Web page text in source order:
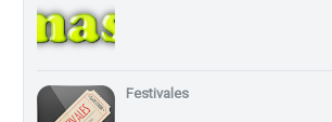
Festivales